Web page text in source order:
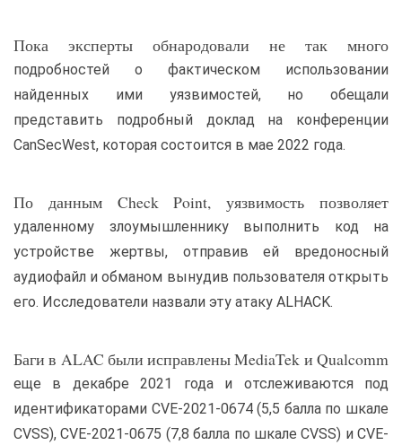
Пока эксперты обнародовали не так много
подробностей о фактическом использовании
найденных ими уязвимостей, но обещали
представить подробный доклад на конференции
CanSecWest, которая состоится в мае 2022 года.
По данным Check Point, уязвимость позволяет
удаленному злоумышленнику выполнить код на
устройстве жертвы, отправив ей вредоносный
аудиофайл и обманом вынудив пользователя открыть
его. Исследователи назвали эту атаку ALHACK.
Баги в ALAC были исправлены MediaTek и Qualcomm
еще в декабре 2021 года и отслеживаются под
идентификаторами CVE-2021-0674 (5,5 балла по шкале
CVSS), CVE-2021-0675 (7,8 балла по шкале CVSS) и CVE-